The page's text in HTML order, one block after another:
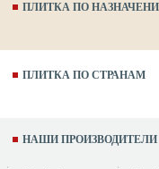
ПЛИТКА ПО
ПЛИТКА ПО СТРАНАМ
НАШИ ПРОИЗВОДИТЕЛИ